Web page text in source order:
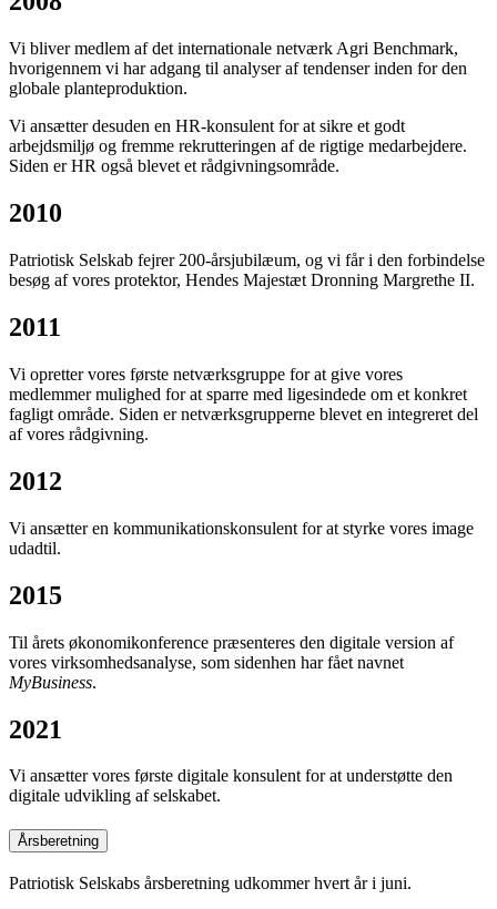
Vi bliver medlem af det internationale netværk Agri Benchmark,
hvorigennem vi har adgang til analyser af tendenser inden for den
globale planteproduktion.
Vi ansætter desuden en HR-konsulent for at sikre et godt
arbejdsmiljø og fremme rekrutteringen af de rigtige medarbejdere.
Siden er HR også blevet et rådgivningsområde.
2010
Patriotisk Selskab fejrer 200-årsjubilæum, og vi får i den forbindelse
besøg af vores protektor, Hendes Majestæt Dronning Margrethe II.
2011
Vi opretter vores første netværksgruppe for at give vores
medlemmer mulighed for at sparre med ligesindede om et konkret
fagligt område. Siden er netværksgrupperne blevet en integreret del
af vores rådgivning.
2012
Vi ansætter en kommunikationskonsulent for at styrke vores image
udadtil.
2015
Til årets økonomikonference præsenteres den digitale version af
vores virksomhedsanalyse, som sidenhen har fået navnet
MyBusiness.
2021
Vi ansætter vores første digitale konsulent for at understøtte den
digitale udvikling af selskabet.
Årsberetning
Patriotisk Selskabs årsberetning udkommer hvert år i juni.